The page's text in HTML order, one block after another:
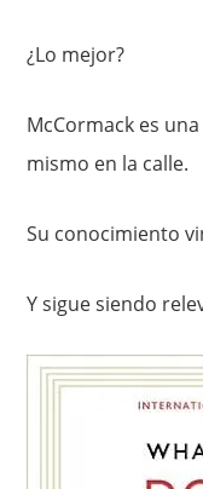
¿Lo mejor?
McCormack es
mismo en la calle.
Su conocimiento
Y sigue siendo